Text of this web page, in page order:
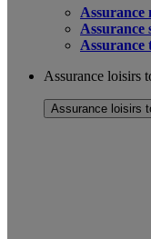
Assurance
Assurance
Assurance
Assurance loisirs
Assurance loisirs